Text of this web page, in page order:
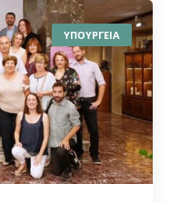
ΥΠΟΥΡΓΕΙΑ